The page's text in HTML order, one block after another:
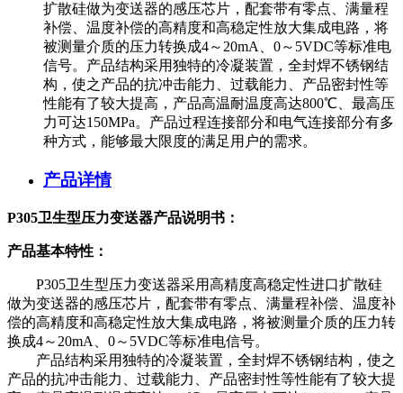
扩散硅做为变送器的感压芯片，配套带有零点、满量程
补偿、温度补偿的高精度和高稳定性放大集成电路，将
被测量介质的压力转换成4～20mA、0～5VDC等标准电
信号。产品结构采用独特的冷凝装置，全封焊不锈钢结
构，使之产品的抗冲击能力、过载能力、产品密封性等
性能有了较大提高，产品高温耐温度高达800℃、最高压
力可达150MPa。产品过程连接部分和电气连接部分有多
种方式，能够最大限度的满足用户的需求。
产品详情
P305卫生型压力变送器产品说明书：
产品基本特性：
P305卫生型压力变送器采用高精度高稳定性进口扩散硅
做为变送器的感压芯片，配套带有零点、满量程补偿、温度补
偿的高精度和高稳定性放大集成电路，将被测量介质的压力转
换成4～20mA、0～5VDC等标准电信号。
产品结构采用独特的冷凝装置，全封焊不锈钢结构，使之
产品的抗冲击能力、过载能力、产品密封性等性能有了较大提